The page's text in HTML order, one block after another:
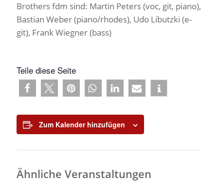
Brothers fdm sind: Martin Peters (voc, git, piano),
Bastian Weber (piano/rhodes), Udo Libutzki (e-
git), Frank Wiegner (bass)
Teile diese Seite
Zum Kalender hinzufügen
Ähnliche Veranstaltungen